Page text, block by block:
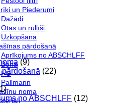
un Piederumi
Dažādi
Otas un rullīši
Uzkopšana
pārdošanā
Aprīkojums no ABSCHLFF
Bona
FG
Pallmann
noma
(9)
(22)
no ABSCHLFF (12)